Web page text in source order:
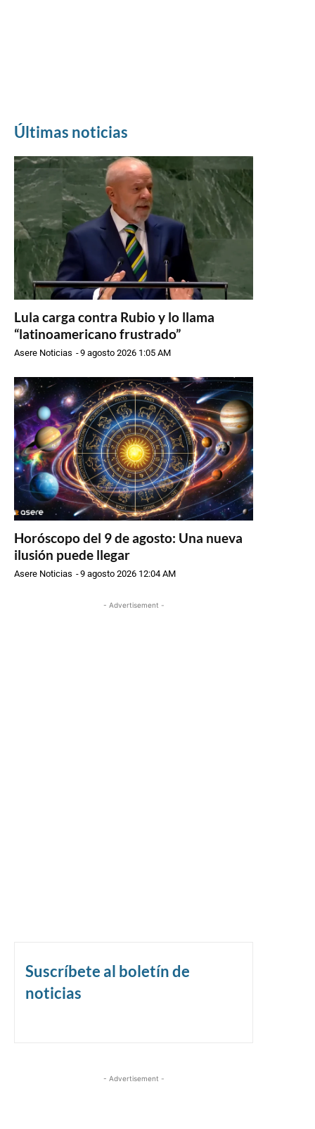
Últimas noticias
Lula carga contra Rubio y lo llama
“latinoamericano frustrado”
Asere Noticias -9 agosto 2026 1:05 AM
Horóscopo del 9 de agosto: Una nueva
ilusión puede llegar
Asere Noticias -9 agosto 2026 12:04 AM
- Advertisement -
Suscríbete al boletín de
noticias
- Advertisement -